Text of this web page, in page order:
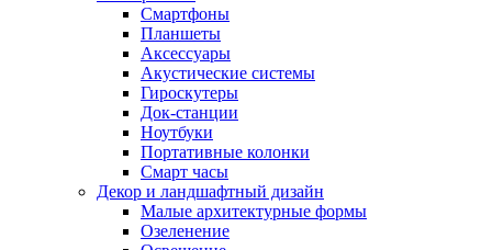
Смартфоны
Планшеты
Аксессуары
Акустические системы
Гироскутеры
Док-станции
Ноутбуки
Портативные колонки
Смарт часы
Декор и ландшафтный дизайн
Малые архитектурные формы
Озеленение